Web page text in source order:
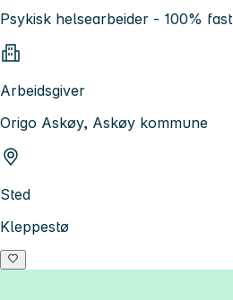
Psykisk helsearbeider - 100% fast
Arbeidsgiver
Origo Askøy, Askøy kommune
Sted
Kleppestø